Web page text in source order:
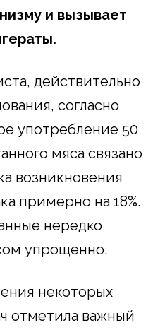
и вызывает
действительно
согласно
употребление 50
мяса связано
возникновения
примерно на 18%.
нередко
упрощенно.
некоторых
отметила важный